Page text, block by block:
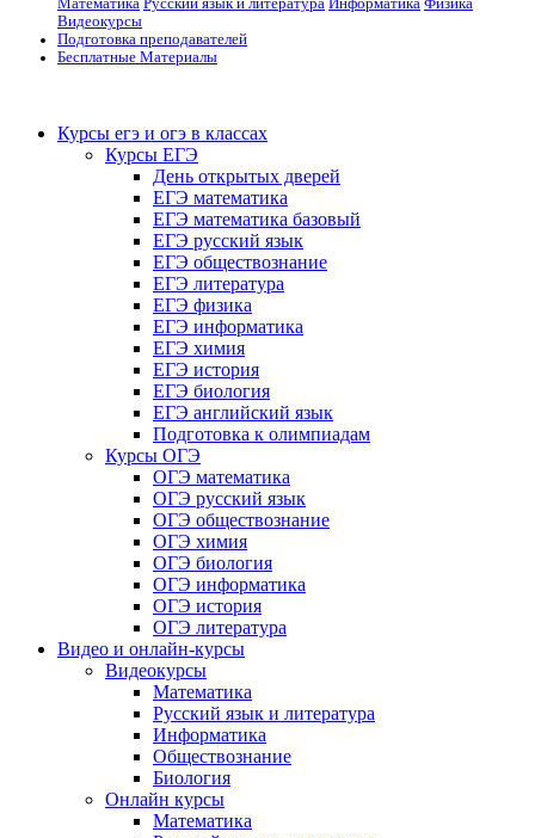
Математика Русский язык и литература Информатика Физика
Видеокурсы
Подготовка преподавателей
Бесплатные Материалы
Курсы егэ и огэ в классах
Курсы ЕГЭ
День открытых дверей
ЕГЭ математика
ЕГЭ математика базовый
ЕГЭ русский язык
ЕГЭ обществознание
ЕГЭ литература
ЕГЭ физика
ЕГЭ информатика
ЕГЭ химия
ЕГЭ история
ЕГЭ биология
ЕГЭ английский язык
Подготовка к олимпиадам
Курсы ОГЭ
ОГЭ математика
ОГЭ русский язык
ОГЭ обществознание
ОГЭ химия
ОГЭ биология
ОГЭ информатика
ОГЭ история
ОГЭ литература
Видео и онлайн-курсы
Видеокурсы
Математика
Русский язык и литература
Информатика
Обществознание
Биология
Онлайн курсы
Математика